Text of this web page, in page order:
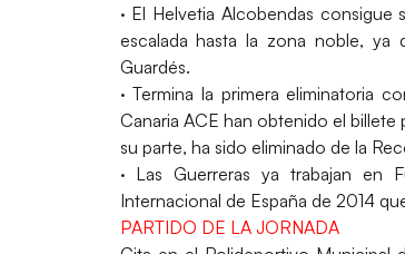
· El Helvetia Alcobendas consigue
escalada hasta la zona noble,
Guardés.
· Termina la primera eliminatoria
Canaria ACE han obtenido el
su parte, ha sido eliminado de la
· LasGuerrerasya trabajan en
Internacional de España de 2014
PARTIDO DE LA JORNADA